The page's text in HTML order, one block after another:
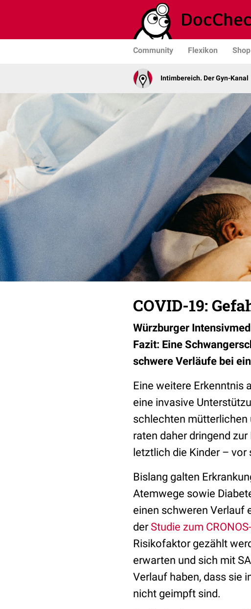
Community Flexikon Shop
Intimbereich. Der Gyn-Kanal
COVID-19:
Würzburger
Fazit: Eine
schwere Verläufe bei
Eine weitere Erkenntnis
eine invasive
schlechten mütterlichen
raten daher dringend
letztlich die Kinder – vor
Bislang galten
Atemwege sowie
einen schweren Verlauf
derStudie zum
Risikofaktor gezählt
erwarten und sich mit
Verlauf haben, dass sie
nicht geimpft sind.